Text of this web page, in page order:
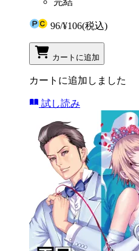
96/¥106(税込)
カートに追加
カートに追加しました
試し読み